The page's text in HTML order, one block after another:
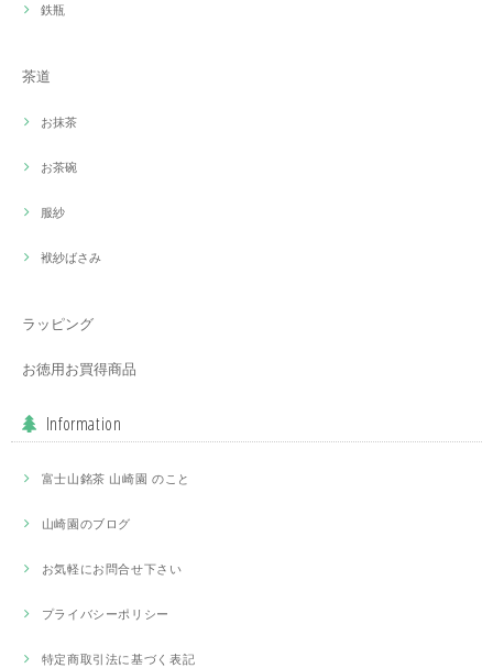
鉄瓶
茶道
お抹茶
お茶碗
服紗
袱紗ばさみ
ラッピング
お徳用お買得商品
Information
富士山銘茶 山崎園 のこと
山崎園のブログ
お気軽にお問合せ下さい
プライバシーポリシー
特定商取引法に基づく表記